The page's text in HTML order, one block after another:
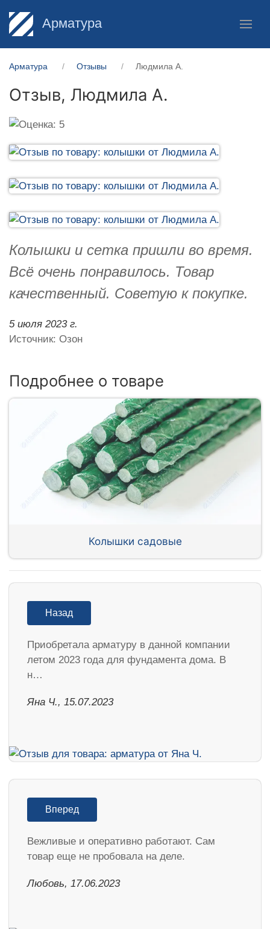
Арматура
Арматура Отзывы Людмила А.
Отзыв, Людмила А.
Колышки и сетка пришли во время.
Всё очень понравилось. Товар
качественный. Советую к покупке.
5 июля 2023 г.
Источник: Озон
Подробнее о товаре
Колышки садовые
Назад
Приобретала арматуру в данной компании
летом 2023 года для фундамента дома. В
н…
Яна Ч., 15.07.2023
Вперед
Вежливые и оперативно работают. Сам
товар еще не пробовала на деле.
Любовь, 17.06.2023